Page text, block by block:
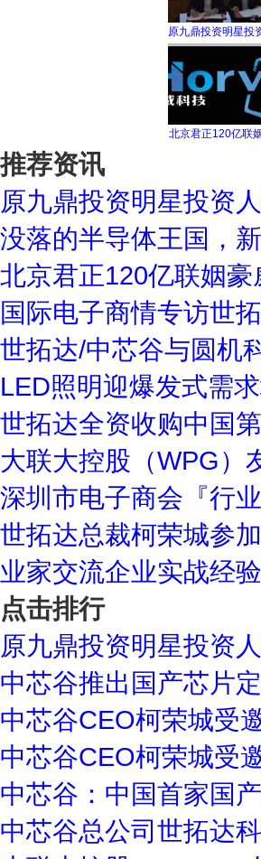
原九鼎投资明星投
北京君正120亿联
推荐资讯
原九鼎投资明星投资
没落的半导体王国，
北京君正120亿联姻
国际电子商情专访世
世拓达/中芯谷与圆机
LED照明迎爆发式需
世拓达全资收购中国
大联大控股（WPG）
深圳市电子商会『行
世拓达总裁柯荣城参
业家交流企业实战经验
点击排行
原九鼎投资明星投资
中芯谷推出国产芯片
中芯谷CEO柯荣城受
中芯谷CEO柯荣城受
中芯谷：中国首家国
中芯谷总公司世拓达